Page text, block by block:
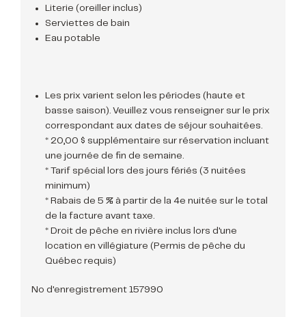
Literie (oreiller inclus)
Serviettes de bain
Eau potable
Les prix varient selon les périodes (haute et
basse saison). Veuillez vous renseigner sur le prix
correspondant aux dates de séjour souhaitées.
* 20,00 $ supplémentaire sur réservation incluant
une journée de fin de semaine.
* Tarif spécial lors des jours fériés (3 nuitées
minimum)
* Rabais de 5 % à partir de la 4e nuitée sur le total
de la facture avant taxe.
* Droit de pêche en rivière inclus lors d'une
location en villégiature (Permis de pêche du
Québec requis)
No d'enregistrement 157990